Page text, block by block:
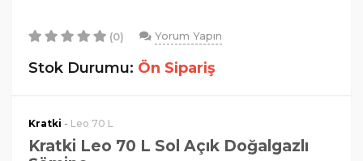
(0) Yorum Yapın
Stok Durumu: Ön Sipariş
Kratki - Leo 70 L
Kratki Leo 70 L Sol Açık Doğalgazlı